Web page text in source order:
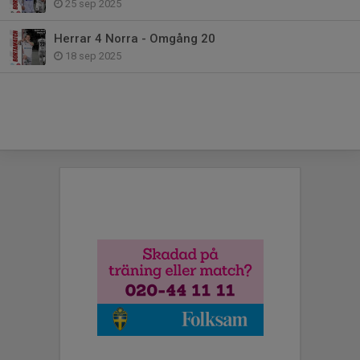
25 sep 2025
Herrar 4 Norra - Omgång 20
18 sep 2025